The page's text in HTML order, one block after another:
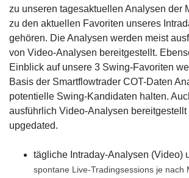
zu unseren tagesaktuellen Analysen der
zu den aktuellen Favoriten unseres
gehören. Die Analysen werden meist
von Video-Analysen bereitgestellt.
Einblick auf unsere 3 Swing-Favoriten
Basis der Smartflowtrader COT-Daten
potentielle Swing-Kandidaten halten.
ausführlich Video-Analysen
upgedated.
tägliche Intraday-Analysen (Video)
spontane Live-Tradingsessions je nach